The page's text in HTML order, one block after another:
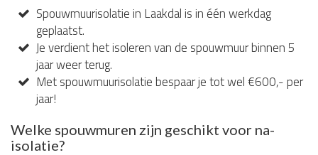
Spouwmuurisolatie in Laakdal is in één werkdag
geplaatst.
Je verdient het isoleren van de spouwmuur binnen 5
jaar weer terug.
Met spouwmuurisolatie bespaar je tot wel €600,- per
jaar!
Welke spouwmuren zijn geschikt voor na-
isolatie?